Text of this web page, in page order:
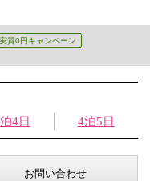
質0円キャンペーン
4日 4泊5日
お問い合わせ